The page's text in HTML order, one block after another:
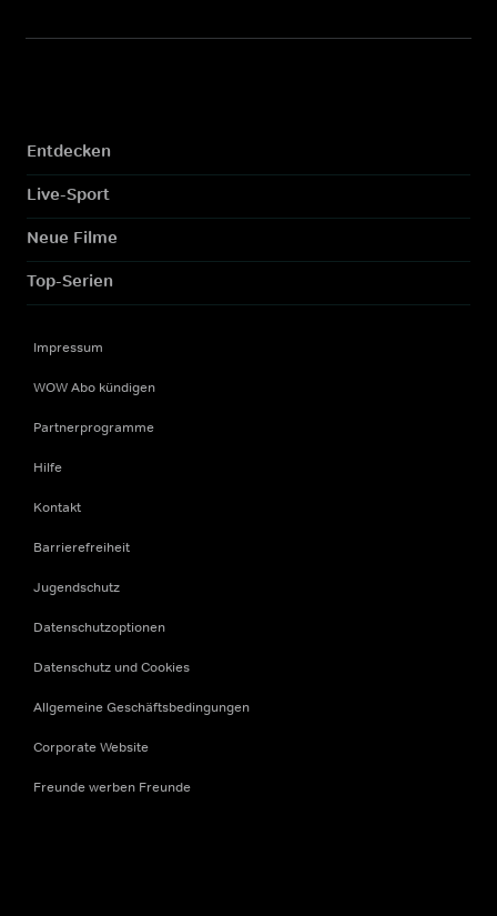
Entdecken
Live-Sport
Neue Filme
Top-Serien
Impressum
WOW Abo kündigen
Partnerprogramme
Hilfe
Kontakt
Barrierefreiheit
Jugendschutz
Datenschutzoptionen
Datenschutz und Cookies
Allgemeine Geschäftsbedingungen
Corporate Website
Freunde werben Freunde